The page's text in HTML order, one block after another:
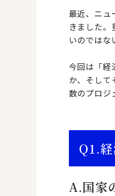
最近、ニュ
きました
いのではな
今回は「経
か、そして
数のプロジ
Q1.
A.国家